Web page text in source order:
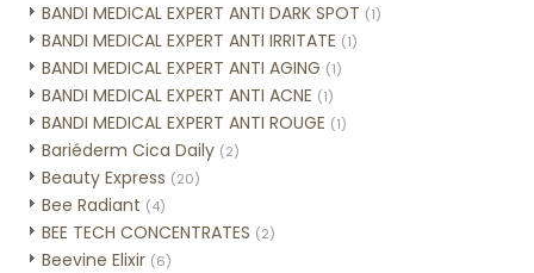
BANDI MEDICAL EXPERT ANTI DARK SPOT (1)
BANDI MEDICAL EXPERT ANTI IRRITATE (1)
BANDI MEDICAL EXPERT ANTI AGING (1)
BANDI MEDICAL EXPERT ANTI ACNE (1)
BANDI MEDICAL EXPERT ANTI ROUGE (1)
Bariéderm Cica Daily (2)
Beauty Express (20)
Bee Radiant (4)
BEE TECH CONCENTRATES (2)
Beevine Elixir (6)